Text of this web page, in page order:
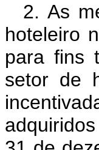
2. As
hoteleiro
para fins
setor de